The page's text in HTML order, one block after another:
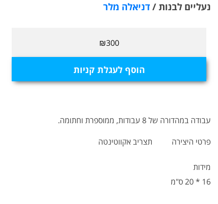
נעליים לבנות /דניאלה מלר
₪300
הוסף לעגלת קניות
עבודה במהדורה של 8 עבודות, ממוספרת וחתומה.
פרטי היצירה
תצריב אקווטינטה
מידות
16 * 20 ס"מ